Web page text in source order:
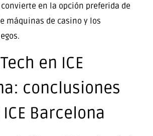
en la opción preferida de
máquinas de casino y los
en ICE
conclusiones
Barcelona